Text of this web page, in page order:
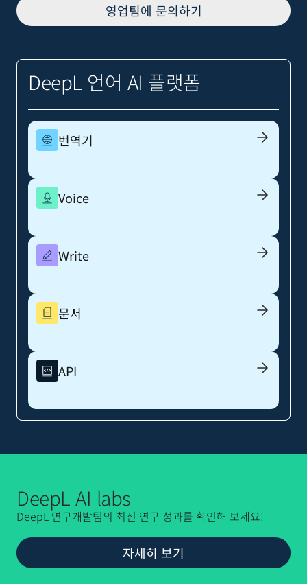
영업팀에 문의하기
DeepL 언어 AI 플랫폼
번역기
Voice
Write
문서
API
DeepL AI labs
DeepL 연구개발팀의 최신 연구 성과를 확인해 보세요!
자세히 보기